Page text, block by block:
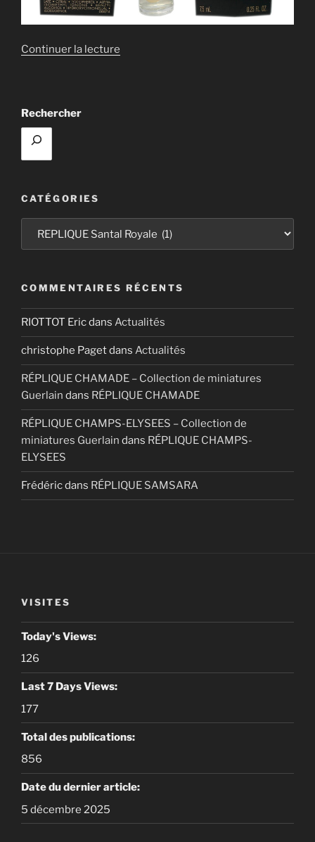
Continuer la lecture
Rechercher
CATÉGORIES
COMMENTAIRES RÉCENTS
RIOTTOT Ericdans Actualités
christophe Pagetdans Actualités
RÉPLIQUE CHAMADE – Collection de miniatures
Guerlain dans RÉPLIQUE CHAMADE
RÉPLIQUE CHAMPS-ELYSEES – Collection de
miniatures Guerlain dans RÉPLIQUE CHAMPS-
ELYSEES
Frédéricdans RÉPLIQUE SAMSARA
VISITES
Today's Views:
126
Last 7 Days Views:
177
Total des publications:
856
Date du dernier article:
5 décembre 2025